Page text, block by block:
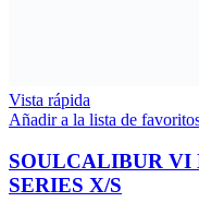
Vista rápida
Añadir a la lista de
SOULCALIBUR VI
SERIES X/S